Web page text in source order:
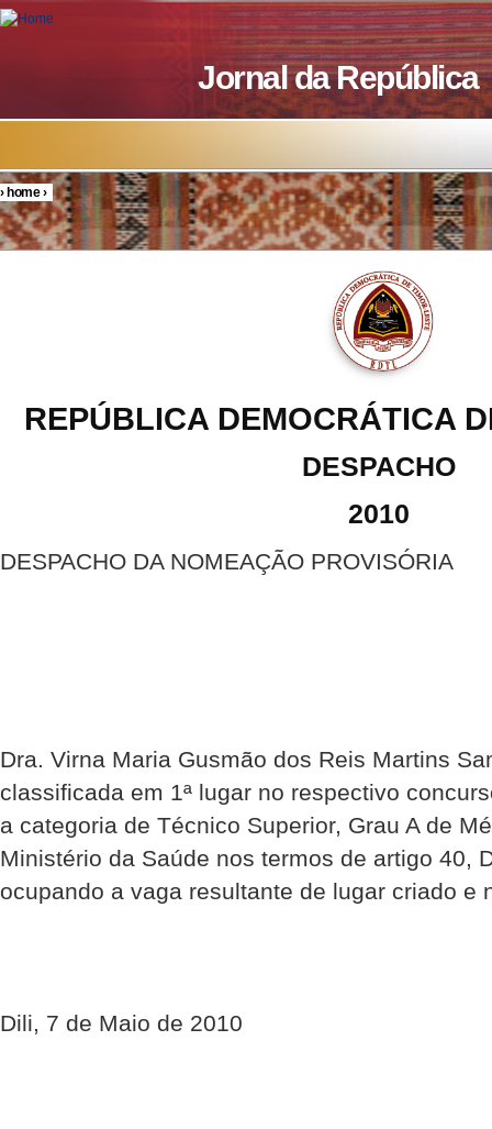
Skip to main content
Jornal da República
You are here
›home›
REPÚBLICA DEMOCRÁTICA
DESPACHO
2010
DESPACHO DA NOMEAÇÃO PROVISÓRIA
Dra. Virna Maria Gusmão dos Reis Martins
classificada em 1ª lugar no respectivo
a categoria de Técnico Superior, Grau A de
Ministério da Saúde nos termos de artigo 40,
ocupando a vaga resultante de lugar criado e
Dili, 7 de Maio de 2010